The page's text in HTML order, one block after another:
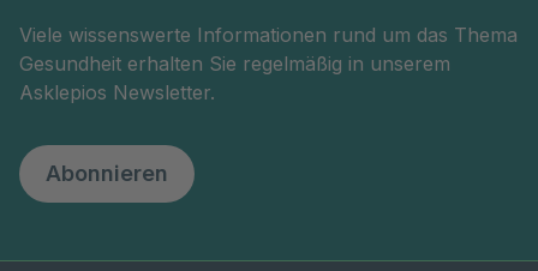
Viele wissenswerte Informationen rund um das Thema
Gesundheit erhalten Sie regelmäßig in unserem
Asklepios Newsletter.
Abonnieren